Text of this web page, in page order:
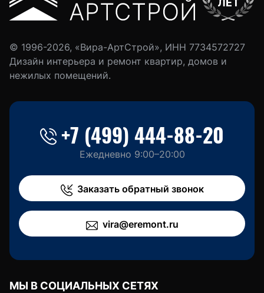
© 1996-2026, «Вира-АртСтрой», ИНН 7734572727
Дизайн интерьера и ремонт квартир, домов и
нежилых помещений.
+7 (499) 444-88-20
Ежедневно 9:00–20:00
Заказать обратный звонок
vira@eremont.ru
МЫ В СОЦИАЛЬНЫХ СЕТЯХ